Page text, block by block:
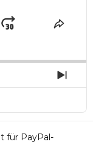
Jump
Share
Next
für PayPal-